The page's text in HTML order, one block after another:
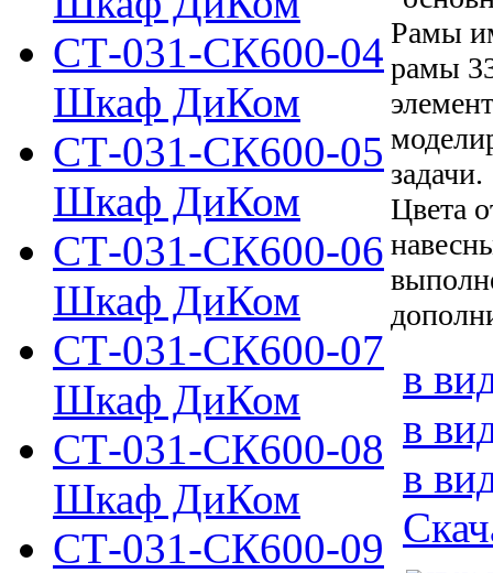
СТ-031-СК600-04
Шкаф ДиКом
СТ-031-СК600-05
Шкаф ДиКом
СТ-031-СК600-06
Шкаф ДиКом
СТ-031-СК600-07
Шкаф ДиКом
СТ-031-СК600-08
Шкаф ДиКом
СТ-031-СК600-09
Рамы
рамы
задачи.
Цвета
в
в
в